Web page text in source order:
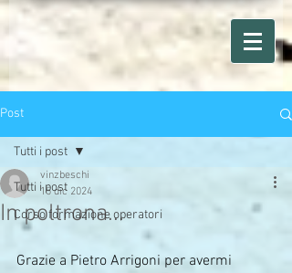
Post
Tutti i post
Corso formazione operatori
Tutti i post
In poltrona...
vinzbeschi
15 dic 2024
Grazie a Pietro Arrigoni per avermi